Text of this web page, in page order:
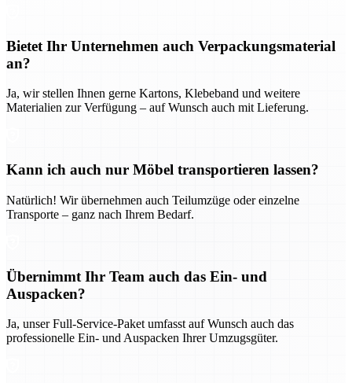
Bietet Ihr Unternehmen auch Verpackungsmaterial
an?
Ja, wir stellen Ihnen gerne Kartons, Klebeband und weitere
Materialien zur Verfügung – auf Wunsch auch mit Lieferung.
Kann ich auch nur Möbel transportieren lassen?
Natürlich! Wir übernehmen auch Teilumzüge oder einzelne
Transporte – ganz nach Ihrem Bedarf.
Übernimmt Ihr Team auch das Ein- und
Auspacken?
Ja, unser Full-Service-Paket umfasst auf Wunsch auch das
professionelle Ein- und Auspacken Ihrer Umzugsgüter.